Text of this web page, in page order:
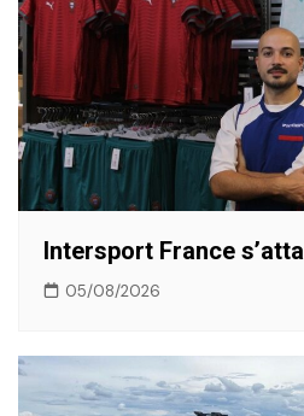
Intersport France
05/08/2026